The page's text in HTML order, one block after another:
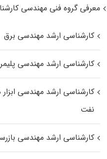
معرفی گروه فنی مهندسی
کارشناسی ارشد مهندسی برق
کارشناسی ارشد مهندسی پلیمر
کارشناسی ارشد مهندسی
نفت
کارشناسی ارشد مهندسی